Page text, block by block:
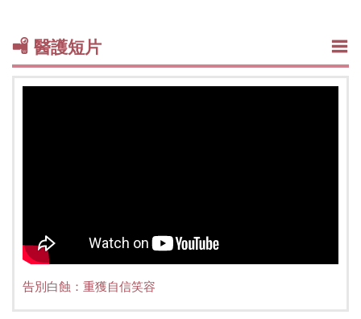
醫護短片
告別白蝕：重獲自信笑容